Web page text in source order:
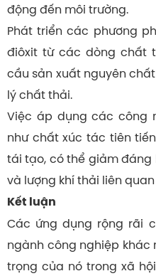
động đến môi trường.
Phát triển các phương
điôxit từ các dòng chất
cầu sản xuất nguyên
lý chất thải.
Việc áp dụng các công
như chất xúc tác tiên
tái tạo, có thể giảm đáng
và lượng khí thải liên
Kết luận
Các ứng dụng rộng rãi
ngành công nghiệp
trọng của nó trong xã